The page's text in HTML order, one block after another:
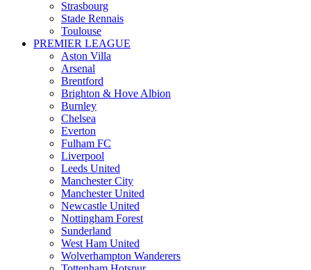
Strasbourg
Stade Rennais
Toulouse
PREMIER LEAGUE
Aston Villa
Arsenal
Brentford
Brighton & Hove Albion
Burnley
Chelsea
Everton
Fulham FC
Liverpool
Leeds United
Manchester City
Manchester United
Newcastle United
Nottingham Forest
Sunderland
West Ham United
Wolverhampton Wanderers